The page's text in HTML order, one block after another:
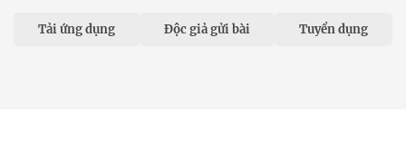
Tải ứng dụng Độc giả gửi bài Tuyển dụng